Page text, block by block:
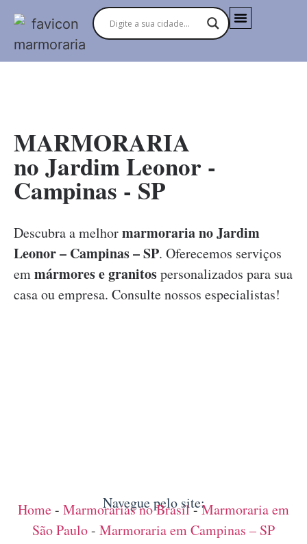
MARMORARIA
no Jardim Leonor -
Campinas - SP
Descubra a melhormarmoraria no Jardim
Leonor – Campinas – SP. Oferecemos serviços
emmármores e granitospersonalizados para sua
casa ou empresa. Consulte nossos especialistas!
Navegue pelo site:
Home- Marmorarias no Brasil-Marmoraria em
São Paulo- Marmoraria em Campinas – SP